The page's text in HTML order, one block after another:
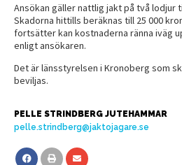
Ansökan gäller nattlig jakt på två lodjur
Skadorna hittills beräknas till 25 000
fortsätter kan kostnaderna ränna iväg
enligt ansökaren.
Det är länsstyrelsen i Kronoberg som
beviljas.
PELLE STRINDBERG JUTEHAMMAR
pelle.strindberg@jaktojagare.se